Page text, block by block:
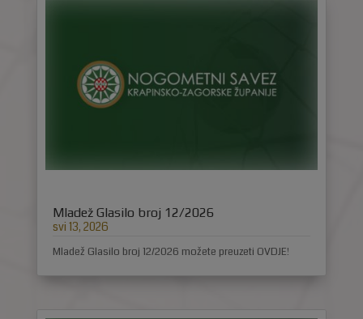
Mladež Glasilo broj 12/2026
svi 13, 2026
Mladež Glasilo broj 12/2026 možete preuzeti OVDJE!